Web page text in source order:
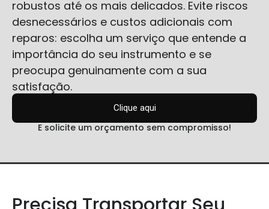
robustos até os mais delicados. Evite riscos
desnecessários e custos adicionais com
reparos: escolha um serviço que entende a
importância do seu instrumento e se
preocupa genuinamente com a sua
satisfação.
Clique aqui
E solicite um orçamento sem compromisso!